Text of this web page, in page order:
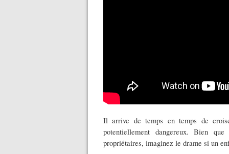
Il arrive de temps en temps de
potentiellement dangereux. Bien
propriétaires, imaginez le drame si un